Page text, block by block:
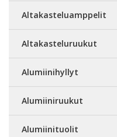
Altakasteluamppelit
Altakasteluruukut
Alumiinihyllyt
Alumiiniruukut
Alumiinituolit